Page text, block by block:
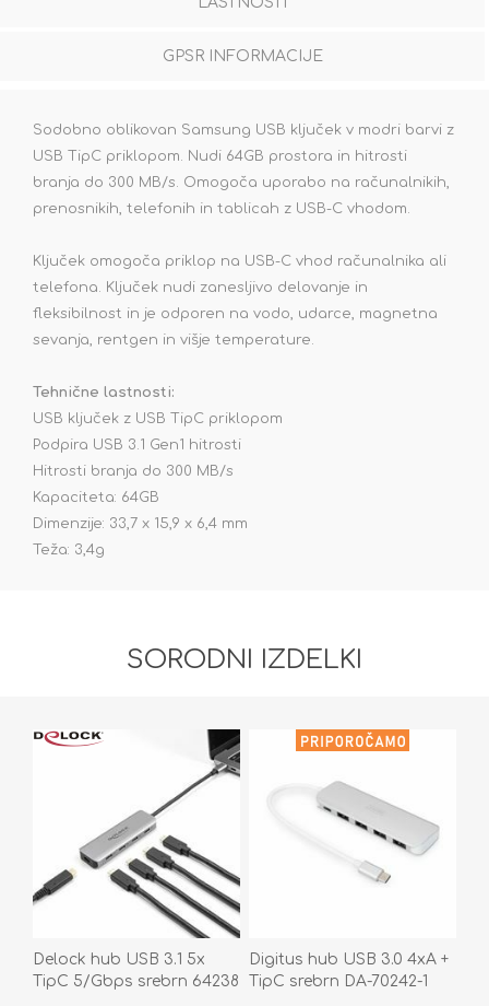
GPSR INFORMACIJE
Sodobno oblikovan Samsung USB ključek v modri barvi z
USB TipC priklopom. Nudi 64GB prostora in hitrosti
branja do 300 MB/s. Omogoča uporabo na računalnikih,
prenosnikih, telefonih in tablicah z USB-C vhodom.
Ključek omogoča priklop na USB-C vhod računalnika ali
telefona. Ključek nudi zanesljivo delovanje in
fleksibilnost in je odporen na vodo, udarce, magnetna
sevanja, rentgen in višje temperature.
Tehnične lastnosti:
USB ključek z USB TipC priklopom
Podpira USB 3.1 Gen1 hitrosti
Hitrosti branja do 300 MB/s
Kapaciteta: 64GB
Dimenzije: 33,7 x 15,9 x 6,4 mm
Teža: 3,4g
SORODNI IZDELKI
Delock hub USB 3.1 5x
TipC 5/Gbps srebrn 64238
Digitus hub USB 3.0 4xA +
TipC srebrn DA-70242-1